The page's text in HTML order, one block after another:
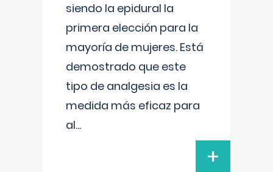
siendo la epidural la
primera elección para la
mayoría de mujeres. Está
demostrado que este
tipo de analgesia es la
medida más eficaz para
al...
+